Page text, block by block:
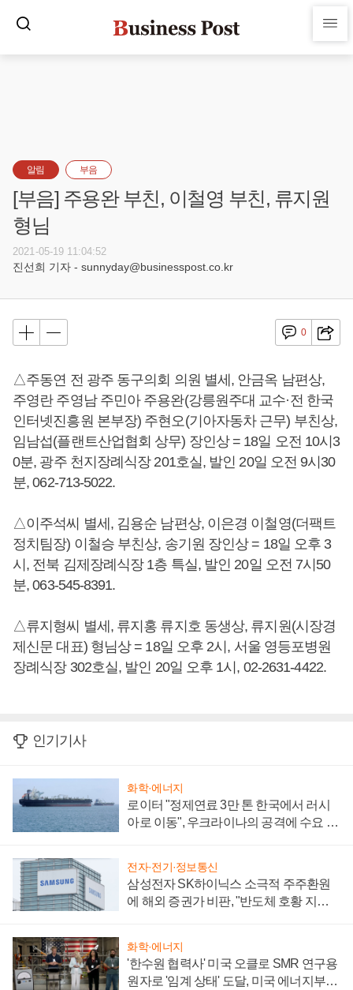
알림 부음
[부음] 주용완 부친, 이철영 부친, 류지원
형님
2021-05-19 11:04:52
진선희 기자 - sunnyday@businesspost.co.kr
0
△주동연 전 광주 동구의회 의원 별세, 안금옥 남편상,
주영란 주영남 주민아 주용완(강릉원주대 교수·전 한국
인터넷진흥원 본부장) 주현오(기아자동차 근무) 부친상,
임남섭(플랜트산업협회 상무) 장인상 = 18일 오전 10시3
0분, 광주 천지장례식장 201호실, 발인 20일 오전 9시30
분, 062-713-5022.
△이주석씨 별세, 김용순 남편상, 이은경 이철영(더팩트
정치팀장) 이철승 부친상, 송기원 장인상 = 18일 오후 3
시, 전북 김제장례식장 1층 특실, 발인 20일 오전 7시50
분, 063-545-8391.
△류지형씨 별세, 류지홍 류지호 동생상, 류지원(시장경
제신문 대표) 형님상 = 18일 오후 2시, 서울 영등포병원
장례식장 302호실, 발인 20일 오후 1시, 02-2631-4422.
인기기사
화학·에너지
로이터 "정제연료 3만 톤 한국에서 러시
아로 이동", 우크라이나의 공격에 수요 늘
전자·전기·정보통신
삼성전자 SK하이닉스 소극적 주주환원
에 해외 증권가 비판, "반도체 호황 지속
화학·에너지
'한수원 협력사' 미국 오클로 SMR 연구용
원자로 '임계 상태' 도달, 미국 에너지부